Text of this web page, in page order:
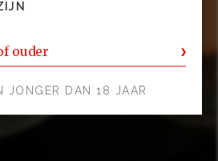
ouder
JONGER DAN 18 JAAR